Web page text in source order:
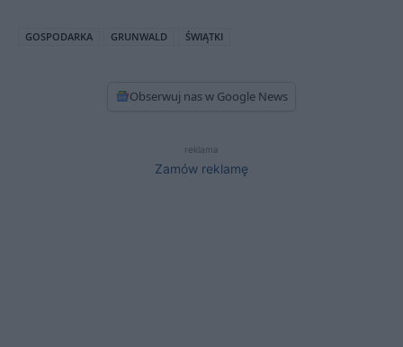
GOSPODARKA GRUNWALD ŚWIĄTKI
Obserwuj nas w Google News
reklama
Zamów reklamę